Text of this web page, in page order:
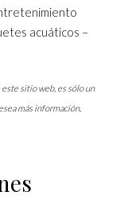
acuáticos –
este sitio web, es sólo un
más información,